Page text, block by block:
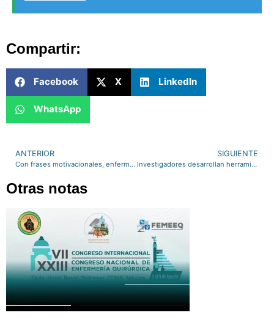
Compartir:
Facebook X LinkedIn
WhatsApp
ANTERIOR
Con frases motivacionales, enfermeras apoyan a personal en Acapulco
SIGUIENTE
Investigadores desarrollan herramientas sencillas y económicas para tratar a pacientes de manera más eficaz y prevenir transmisión de enfermedades en los hospitales
Otras notas